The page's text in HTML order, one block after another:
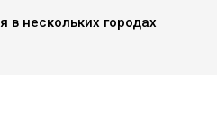
в нескольких городах